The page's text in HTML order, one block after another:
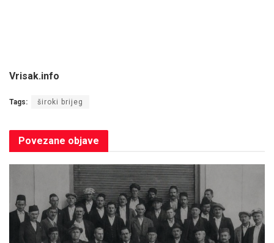
Vrisak.info
Tags: široki brijeg
Povezane objave